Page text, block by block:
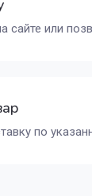
сайте или
по